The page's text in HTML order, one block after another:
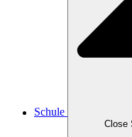
Schule
Close